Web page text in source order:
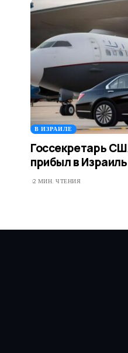
В ИЗРАИЛЕ
Госсекретарь
прибыл в Израиль
2 МИН. ЧТЕНИЯ